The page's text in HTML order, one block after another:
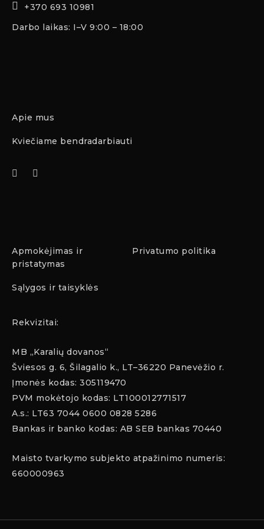
+370 693 10981
Darbo laikas: I–V 9:00 – 18:00
Apie mus
Kviečiame bendradarbiauti
Apmokėjimas ir
pristatymas
Privatumo politika
Sąlygos ir taisyklės
Rekvizitai:
MB „Karalių dovanos“
Šviesos g. 6, Šilagalio k., LT–36220 Panevėžio r.
Įmonės kodas: 305119470
PVM mokėtojo kodas: LT100012771517
A.s.: LT63 7044 0600 0828 5286
Bankas ir banko kodas: AB SEB bankas 70440
Maisto tvarkymo subjekto atpažinimo numeris:
660000963